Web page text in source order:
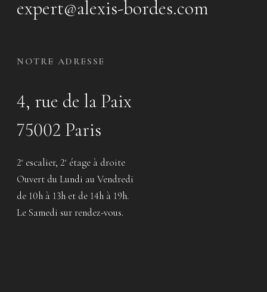
expert@alexis-bordes.com
NOTRE ADRESSE
4, rue de la Paix
75002 Paris
2e escalier, 2e étage à droite
Ouvert du Lundi au Vendredi
de 10h à 13h et de 14h à 19h.
Le Samedi sur rendez-vous.